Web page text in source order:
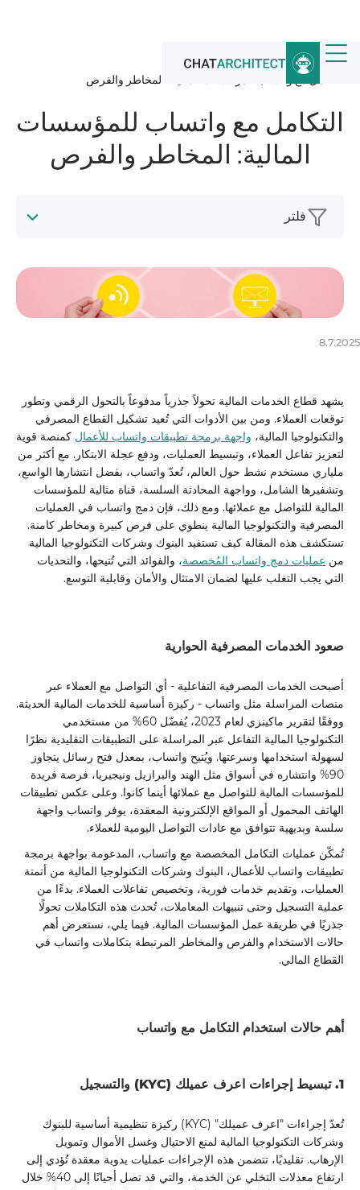
الرئيسية / أخبار /
التكامل مع واتساب للمؤسسات المالية: المخاطر والفرص
التكامل مع واتساب للمؤسسات
المالية: المخاطر والفرص
8.7.2025
يشهد قطاع الخدمات المالية تحولاً جذرياً مدفوعاً بالتحول الرقمي وتطور
توقعات العملاء. ومن بين الأدوات التي تُعيد تشكيل القطاع المصرفي
والتكنولوجيا المالية، واجهة برمجة تطبيقات واتساب للأعمال كمنصة قوية
لتعزيز تفاعل العملاء، وتبسيط العمليات، ودفع عجلة الابتكار. مع أكثر من
ملياري مستخدم نشط حول العالم، تُعدّ واتساب، بفضل انتشارها الواسع،
وتشفيرها الشامل، وواجهة المحادثة السلسة، قناة مثالية للمؤسسات
المالية للتواصل مع عملائها. ومع ذلك، فإن دمج واتساب في العمليات
المصرفية والتكنولوجيا المالية ينطوي على فرص كبيرة ومخاطر كامنة.
تستكشف هذه المقالة كيف تستفيد البنوك وشركات التكنولوجيا المالية
من عمليات دمج واتساب المُخصصة، والفوائد التي تُتيحها، والتحديات
التي يجب التغلب عليها لضمان الامتثال والأمان وقابلية التوسع.
صعود الخدمات المصرفية الحوارية
أصبحت الخدمات المصرفية التفاعلية - أي التواصل مع العملاء عبر
منصات المراسلة مثل واتساب - ركيزة أساسية للخدمات المالية الحديثة.
ووفقًا لتقرير ماكينزي لعام 2023، يُفضّل 60% من مستخدمي
التكنولوجيا المالية التفاعل عبر المراسلة على التطبيقات التقليدية نظرًا
لسهولة استخدامها وسرعتها. ويُتيح واتساب، بمعدل فتح رسائل يتجاوز
90% وانتشاره في أسواق مثل الهند والبرازيل ونيجيريا، فرصة فريدة
للمؤسسات المالية للتواصل مع عملائها أينما كانوا. وعلى عكس تطبيقات
الهاتف المحمول أو المواقع الإلكترونية المعقدة، يوفر واتساب واجهة
سلسة وبديهية تتوافق مع عادات التواصل اليومية للعملاء.
تُمكّن عمليات التكامل المخصصة مع واتساب، المدعومة بواجهة برمجة
تطبيقات واتساب للأعمال، البنوك وشركات التكنولوجيا المالية من أتمتة
العمليات، وتقديم خدمات فورية، وتخصيص تفاعلات العملاء. بدءًا من
عملية التسجيل وحتى تنبيهات المعاملات، تُحدث هذه التكاملات تحولًا
جذريًا في طريقة عمل المؤسسات المالية. فيما يلي، نستعرض أهم
حالات الاستخدام والفرص والمخاطر المرتبطة بتكاملات واتساب في
القطاع المالي.
أهم حالات استخدام التكامل مع واتساب
1. تبسيط إجراءات اعرف عميلك (KYC) والتسجيل
تُعدّ إجراءات "اعرف عميلك" (KYC) ركيزة تنظيمية أساسية للبنوك
وشركات التكنولوجيا المالية لمنع الاحتيال وغسل الأموال وتمويل
الإرهاب. تقليديًا، تتضمن هذه الإجراءات عمليات يدوية معقدة تُؤدي إلى
ارتفاع معدلات التخلي عن الخدمة، والتي قد تصل أحيانًا إلى 40% خلال
فلتر